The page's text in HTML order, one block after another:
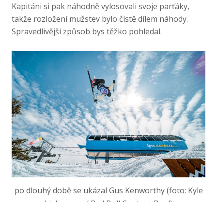
Kapitáni si pak náhodně vylosovali svoje parťáky,
takže rozložení mužstev bylo čistě dílem náhody.
Spravedlivější způsob bys těžko pohledal.
po dlouhý době se ukázal Gus Kenworthy (foto: Kyle